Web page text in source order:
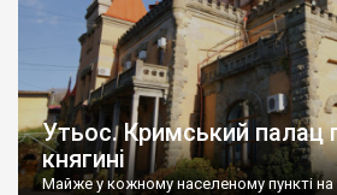
Утьос. Кримський палац
княгині
Майже у кожному населеному пункті